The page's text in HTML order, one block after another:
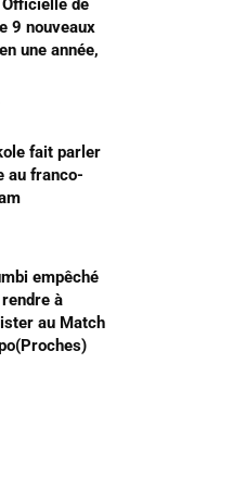
Officielle de
9 nouveaux
une année,
fait parler
au franco-
empêché
à
au Match